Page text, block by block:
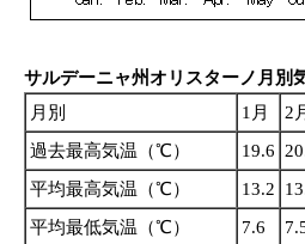
サルデーニャ州オリスターノ月別
月別
1月 2
過去最高気温（℃）
19.6
平均最高気温（℃）
13.2
平均最低気温（℃）
7.6